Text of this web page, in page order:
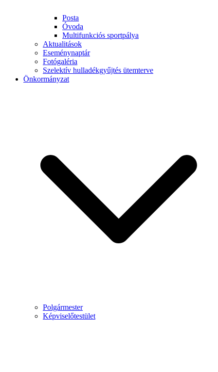
Posta
Óvoda
Multifunkciós sportpálya
Aktualitások
Eseménynaptár
Fotógaléria
Szelektív hulladékgyűjtés ütemterve
Önkormányzat
Polgármester
Képviselőtestület